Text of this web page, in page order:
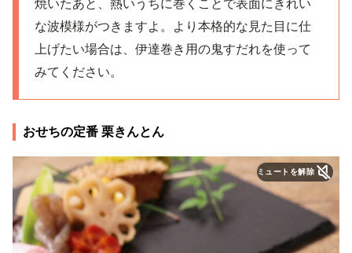
焼いたあと、熱いうちに巻くことで表面にきれい
な波模様がつきますよ。より本格的な見た目に仕
上げたい場合は、伊達巻き用の鬼すだれを使って
みてください。
おせちの定番 栗きんとん
ミュートを解除